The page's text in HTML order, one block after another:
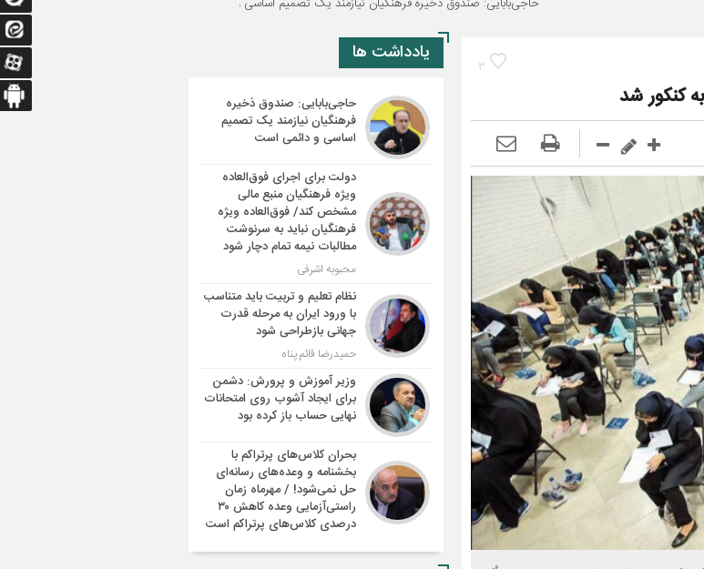
حاجی‌بابایی: صندوق ذخیره فرهنگیان نیازمند یک تصمیم اساسی و دائمی است دولت برای اجرای فوق‌العاده ویژه
3
کنکور شد
یادداشت ها
حاجی‌بابایی: صندوق ذخیره
فرهنگیان نیازمند یک تصمیم
اساسی و دائمی است
دولت برای اجرای فوق‌العاده
ویژه فرهنگیان منبع مالی
مشخص کند/ فوق‌العاده ویژه
فرهنگیان نباید به سرنوشت
مطالبات نیمه‌ تمام دچار شود
محبوبه اشرفی
نظام تعلیم و تربیت باید متناسب
با ورود ایران به مرحله قدرت
جهانی بازطراحی شود
حمیدرضا قائم پناه
وزیر آموزش و پرورش: دشمن
برای ایجاد آشوب روی امتحانات
نهایی حساب باز کرده بود
بحران کلاس‌های پرتراکم با
بخشنامه و وعده‌های رسانه‌ای
حل نمی‌شود! / مهرماه زمان
راستی‌آزمایی وعده کاهش ۳۰
درصدی کلاس‌های پرتراکم است